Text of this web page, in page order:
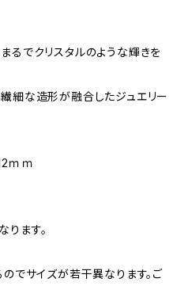
るでクリスタルのような輝きを
細な造形が融合したジュエリー
ｍｍ
ます。
でサイズが若干異なります。ご